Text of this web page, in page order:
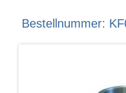
Bestellnummer: